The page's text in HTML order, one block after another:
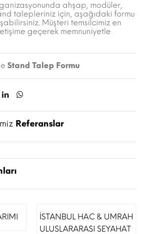
ahşap, modüler,
talepleriniz için, aşağıdaki formu
Müşteri temsilcimiz en
geçerek memnuniyetle
Stand Talep Formu
Referanslar
İSTANBUL HAC & UMRAH
ULUSLARARASI SEYAHAT